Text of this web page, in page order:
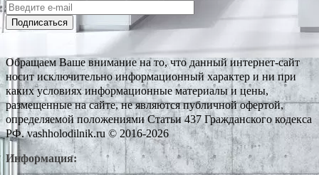
Подписаться
Обращаем Ваше внимание на то, что данный интернет-сайт
носит исключительно информационный характер и ни при
каких условиях информационные материалы и цены,
размещенные на сайте, не являются публичной офертой,
определяемой положениями Статьи 437 Гражданского кодекса
РФ. vashholodilnik.ru © 2016-2026
Информация: